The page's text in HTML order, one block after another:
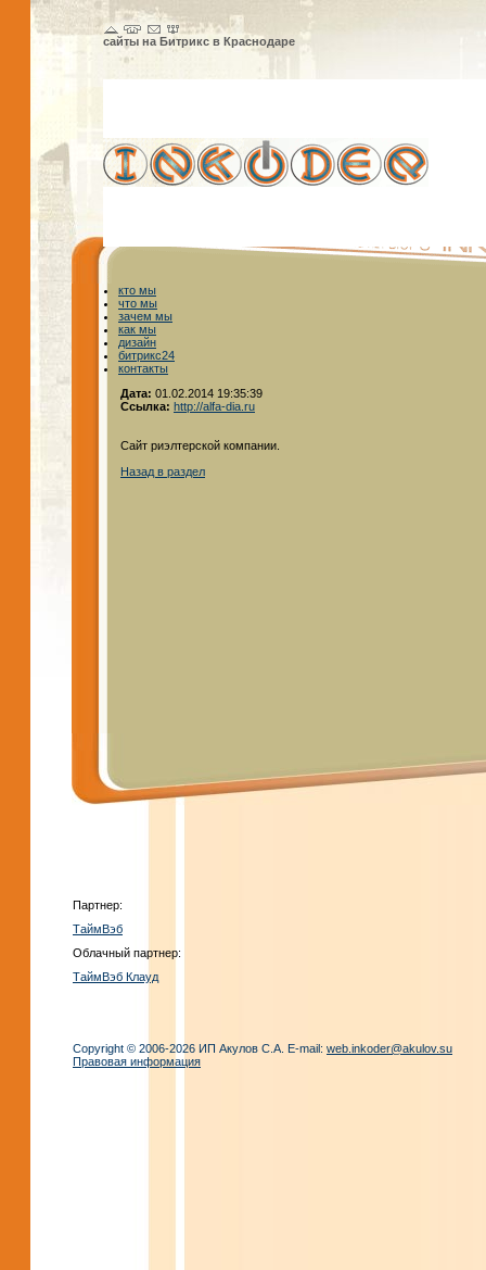
сайты на Битрикс в Краснодаре
кто мы
что мы
зачем мы
как мы
дизайн
битрикс24
контакты
Дата: 01.02.2014 19:35:39
Ссылка: http://alfa-dia.ru
Сайт риэлтерской компании.
Назад в раздел
Партнер:
ТаймВэб
Облачный партнер:
ТаймВэб Клауд
Copyright © 2006-2026 ИП Акулов С.А. E-mail: web.inkoder@akulov.su
Правовая информация